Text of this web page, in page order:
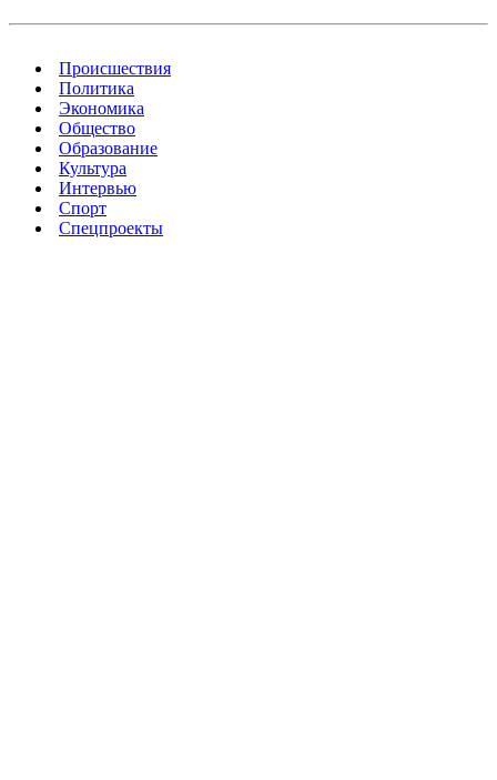
Происшествия
Политика
Экономика
Общество
Образование
Культура
Интервью
Спорт
Спецпроекты